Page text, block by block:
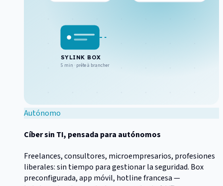
SYLINK BOX
5 min · prête à brancher
Autónomo
Cíber sin TI, pensada para autónomos
Freelances, consultores, microempresarios, profesiones
liberales: sin tiempo para gestionar la seguridad. Box
preconfigurada, app móvil, hotline francesa —